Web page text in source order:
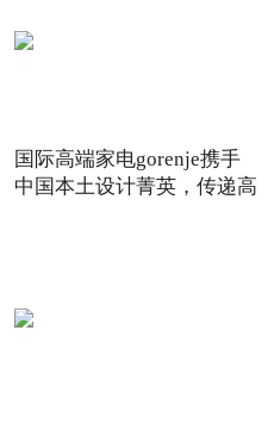
国际高端家电gorenje携手
中国本土设计菁英，传递高